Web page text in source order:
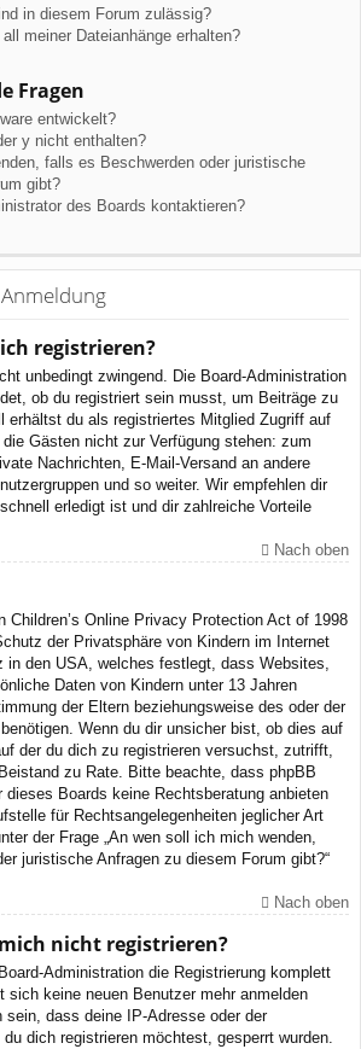
in diesem Forum zulässig?
meiner Dateianhänge erhalten?
Fragen
entwickelt?
y nicht enthalten?
falls es Beschwerden oder juristische
gibt?
des Boards kontaktieren?
registrieren?
unbedingt zwingend. Die Board-Administration
ob du registriert sein musst, um Beiträge zu
erhältst du als registriertes Mitglied Zugriff auf
Gästen nicht zur Verfügung stehen: zum
Nachrichten, E-Mail-Versand an andere
und so weiter. Wir empfehlen dir
erledigt ist und dir zahlreiche Vorteile
Nach oben
Children’s Online Privacy Protection Act of 1998
der Privatsphäre von Kindern im Internet
in den USA, welches festlegt, dass Websites,
Daten von Kindern unter 13 Jahren
der Eltern beziehungsweise des oder der
Wenn du dir unsicher bist, ob dies auf
der du dich zu registrieren versuchst, zutrifft,
zu Rate. Bitte beachte, dass phpBB
dieses Boards keine Rechtsberatung anbieten
für Rechtsangelegenheiten jeglicher Art
der Frage „An wen soll ich mich wenden,
juristische Anfragen zu diesem Forum gibt?“
Nach oben
nicht registrieren?
Administration die Registrierung komplett
sich keine neuen Benutzer mehr anmelden
sein, dass deine IP-Adresse oder der
dich registrieren möchtest, gesperrt wurden.